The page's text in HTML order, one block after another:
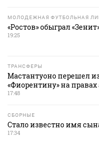
МОЛОДЕЖНАЯ ФУТБОЛЬНАЯ
«Ростов» обыграл
19:25
ТРАНСФЕРЫ
Мастантуоно перешел из
«Фиорентину» на
17:48
СБОРНЫЕ
Стало известно имя
17:34